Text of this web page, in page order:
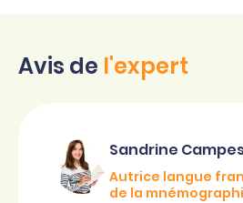
Avis de l'expert
Sandrine
Autrice langue
de la